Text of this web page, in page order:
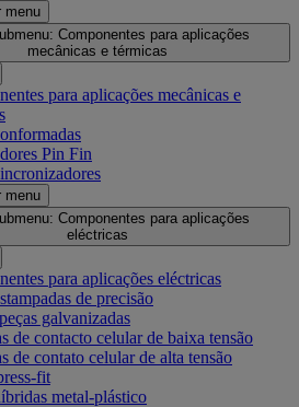
menu
Componentes para aplicações
mecânicas e térmicas
para aplicações mecânicas e
Pin Fin
menu
Componentes para aplicações
eléctricas
para aplicações eléctricas
de precisão
galvanizadas
de contacto celular de baixa tensão
de contato celular de alta tensão
fit
metal-plástico